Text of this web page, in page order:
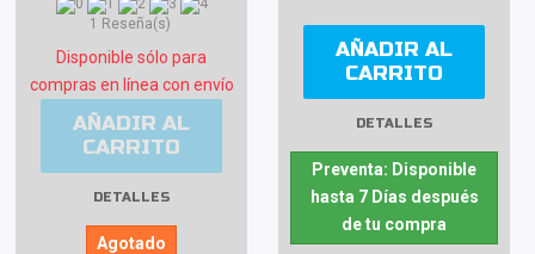
1 Reseña(s)
Disponible sólo para
compras en línea con envío
AÑADIR AL
CARRITO
DETALLES
Agotado
AÑADIR AL
CARRITO
DETALLES
Preventa: Disponible
hasta 7 Días después
de tu compra